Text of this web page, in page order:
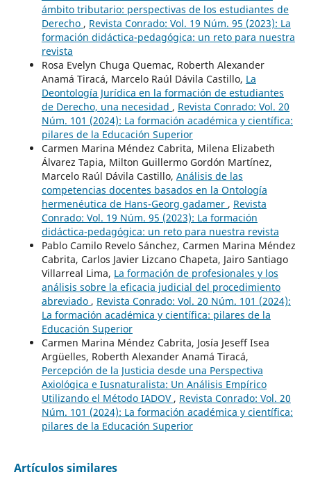
ámbito tributario: perspectivas de los estudiantes de
Derecho , Revista Conrado: Vol. 19 Núm. 95 (2023): La
formación didáctica-pedagógica: un reto para nuestra
revista
Rosa Evelyn Chuga Quemac, Roberth Alexander
Anamá Tiracá, Marcelo Raúl Dávila Castillo, La
Deontología Jurídica en la formación de estudiantes
de Derecho, una necesidad , Revista Conrado: Vol. 20
Núm. 101 (2024): La formación académica y científica:
pilares de la Educación Superior
Carmen Marina Méndez Cabrita, Milena Elizabeth
Álvarez Tapia, Milton Guillermo Gordón Martínez,
Marcelo Raúl Dávila Castillo, Análisis de las
competencias docentes basados en la Ontología
hermenéutica de Hans-Georg gadamer , Revista
Conrado: Vol. 19 Núm. 95 (2023): La formación
didáctica-pedagógica: un reto para nuestra revista
Pablo Camilo Revelo Sánchez, Carmen Marina Méndez
Cabrita, Carlos Javier Lizcano Chapeta, Jairo Santiago
Villarreal Lima, La formación de profesionales y los
análisis sobre la eficacia judicial del procedimiento
abreviado , Revista Conrado: Vol. 20 Núm. 101 (2024):
La formación académica y científica: pilares de la
Educación Superior
Carmen Marina Méndez Cabrita, Josía Jeseff Isea
Argüelles, Roberth Alexander Anamá Tiracá,
Percepción de la Justicia desde una Perspectiva
Axiológica e Iusnaturalista: Un Análisis Empírico
Utilizando el Método IADOV , Revista Conrado: Vol. 20
Núm. 101 (2024): La formación académica y científica:
pilares de la Educación Superior
Artículos similares